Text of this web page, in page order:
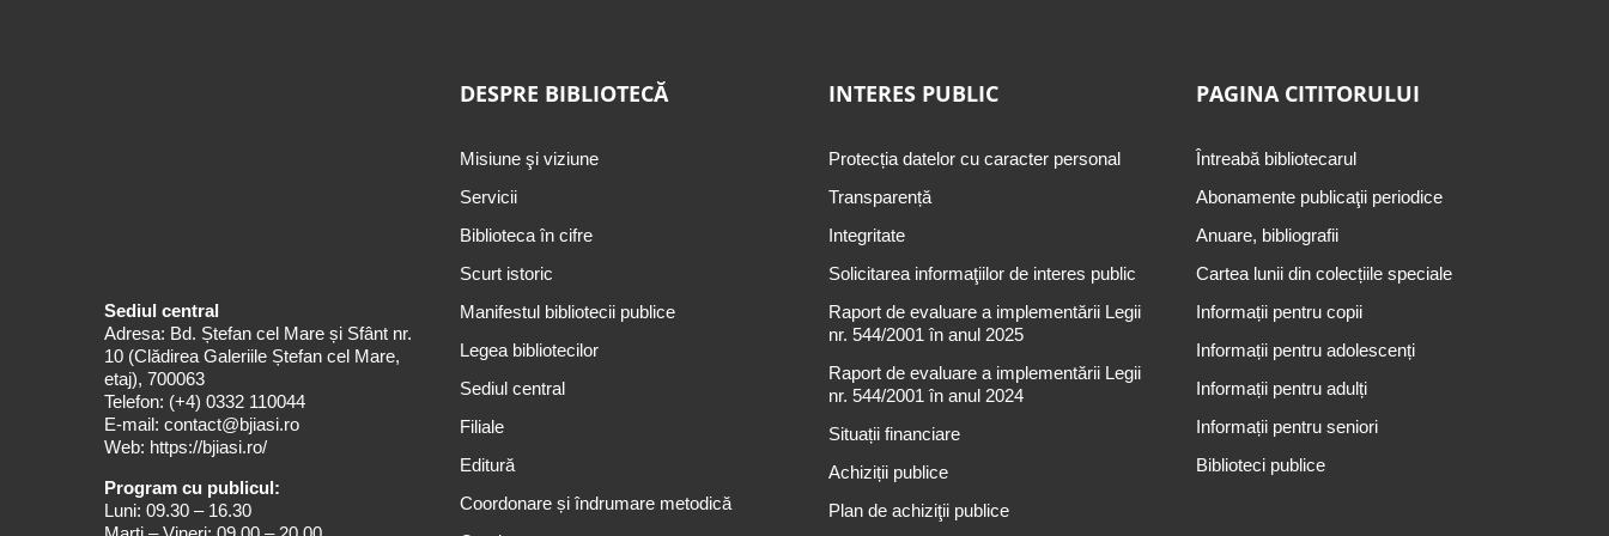
Sediul central
Adresa: Bd. Ștefan cel Mare și Sfânt nr.
10 (Clădirea Galeriile Ștefan cel Mare,
etaj), 700063
Telefon: (+4) 0332 110044
E-mail: contact@bjiasi.ro
Web: https://bjiasi.ro/
Program cu publicul:
Luni: 09.30 – 16.30
DESPRE BIBLIOTECĂ
Misiune şi viziune
Servicii
Biblioteca în cifre
Scurt istoric
Manifestul bibliotecii publice
Legea bibliotecilor
Sediul central
Filiale
Editură
Coordonare și îndrumare metodică
INTERES PUBLIC
Protecția datelor cu caracter personal
Transparență
Integritate
Solicitarea informaţiilor de interes public
Raport de evaluare a implementării Legii
nr. 544/2001 în anul 2025
Raport de evaluare a implementării Legii
nr. 544/2001 în anul 2024
Situații financiare
Achiziții publice
Plan de achiziţii publice
PAGINA CITITORULUI
Întreabă bibliotecarul
Abonamente publicaţii periodice
Anuare, bibliografii
Cartea lunii din colecțiile speciale
Informații pentru copii
Informații pentru adolescenți
Informații pentru adulți
Informații pentru seniori
Biblioteci publice